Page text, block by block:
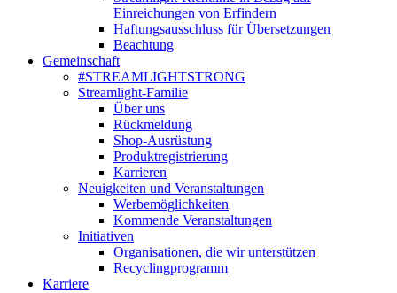
Einreichungen von Erfindern
Haftungsausschluss für Übersetzungen
Beachtung
Gemeinschaft
#STREAMLIGHTSTRONG
Streamlight-Familie
Über uns
Rückmeldung
Shop-Ausrüstung
Produktregistrierung
Karrieren
Neuigkeiten und Veranstaltungen
Werbemöglichkeiten
Kommende Veranstaltungen
Initiativen
Organisationen, die wir unterstützen
Recyclingprogramm
Karriere